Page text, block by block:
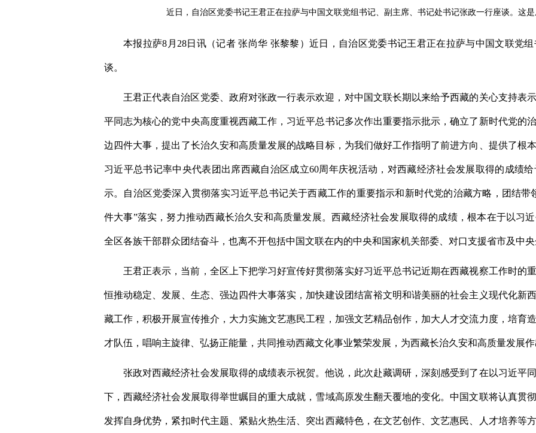
近日，自治区党委书记王君正在拉萨与中国文联党组书记、副主席、书记处书记张政一行座谈。这
本报拉萨8月28日讯（记者 张尚华 张黎黎）近日，自治区党委书记王君正在拉萨与中国文联党
谈。
王君正代表自治区党委、政府对张政一行表示欢迎，对中国文联长期以来给予西藏的关心支持表
平同志为核心的党中央高度重视西藏工作，习近平总书记多次作出重要指示批示，确立了新时代党的
边四件大事，提出了长治久安和高质量发展的战略目标，为我们做好工作指明了前进方向、提供了根
习近平总书记率中央代表团出席西藏自治区成立60周年庆祝活动，对西藏经济社会发展取得的成绩
示。自治区党委深入贯彻落实习近平总书记关于西藏工作的重要指示和新时代党的治藏方略，团结带
件大事”落实，努力推动西藏长治久安和高质量发展。西藏经济社会发展取得的成绩，根本在于以习
全区各族干部群众团结奋斗，也离不开包括中国文联在内的中央和国家机关部委、对口支援省市及中
王君正表示，当前，全区上下把学习好宣传好贯彻落实好习近平总书记近期在西藏视察工作时的
恒推动稳定、发展、生态、强边四件大事落实，加快建设团结富裕文明和谐美丽的社会主义现代化新
藏工作，积极开展宣传推介，大力实施文艺惠民工程，加强文艺精品创作，加大人才交流力度，培育
才队伍，唱响主旋律、弘扬正能量，共同推动西藏文化事业繁荣发展，为西藏长治久安和高质量发展
张政对西藏经济社会发展取得的成绩表示祝贺。他说，此次赴藏调研，深刻感受到了在以习近平
下，西藏经济社会发展取得举世瞩目的重大成就，雪域高原发生翻天覆地的变化。中国文联将认真贯
发挥自身优势，紧扣时代主题、紧贴火热生活、突出西藏特色，在文艺创作、文艺惠民、人才培养等